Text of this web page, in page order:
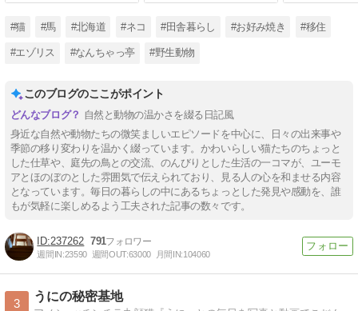
#猫 #馬 #北海道 #ネコ #田舎暮らし #お好み焼き #移住
#エゾリス #なんちゃっ亭 #野生動物
このブログのここがポイント
自然と動物の温かさを綴る日記風
身近な自然や動物たちの微笑ましいエピソードを中心に、日々の出来事や
季節の移り変わりを温かく綴っています。かわいらしい猫たちのちょっと
した仕草や、庭先の鳥との交流、のんびりとした生活の一コマが、ユーモ
アとほのぼのとした雰囲気で伝えられており、見る人の心を和ませる内容
となっています。毎日の暮らしの中にあるちょっとした発見や感動を、誰
もが気軽に楽しめるよう工夫された記事の数々です。
237262 791
週間IN:23590 週間OUT:63000 月間IN:104060
3
うにの秘密基地